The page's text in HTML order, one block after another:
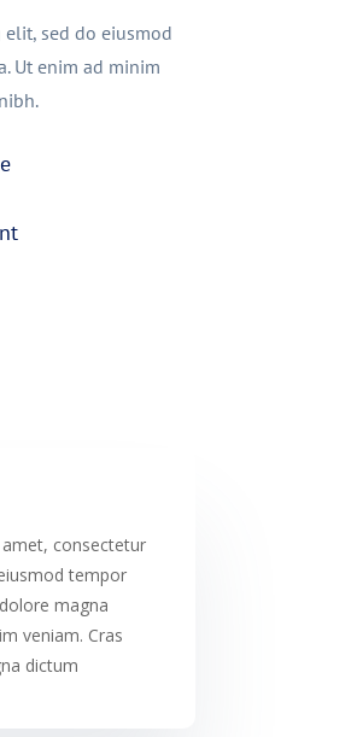
sed do eiusmod
Ut enim ad minim
consectetur
tempor
magna
veniam. Cras
dictum